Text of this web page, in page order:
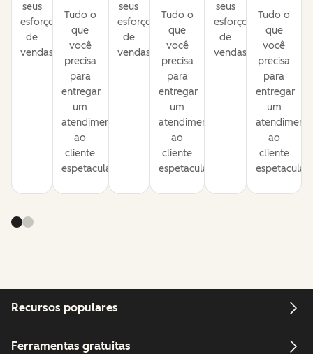
seus
esforços
de
vendas.
Tudo o
que
você
precisa
para
entregar
um
atendimento
ao
cliente
espetacular.
seus
esforços
de
vendas.
Tudo o
que
você
precisa
para
entregar
um
atendimento
ao
cliente
espetacular.
seus
esforços
de
vendas.
Tudo o
que
você
precisa
para
entregar
um
ao
cliente
espetacular.
Recursos populares
Ferramentas gratuitas